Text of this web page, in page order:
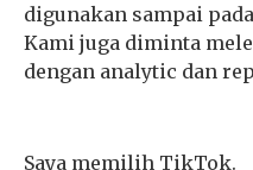
digunakan sampai
Kami juga diminta
dengan analytic dan
Saya memilih TikTok.